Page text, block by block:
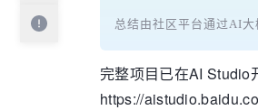
总结由社区平台通过AI
完整项目已在AI Studio
https://